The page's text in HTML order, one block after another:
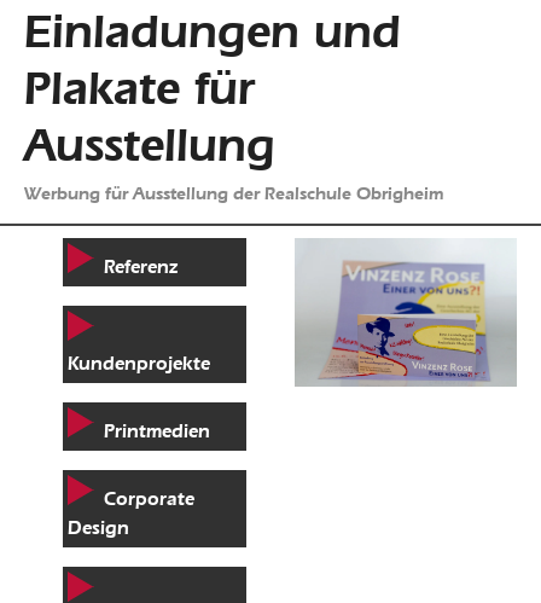
Einladungen und
Plakate für
Ausstellung
Werbung für Ausstellung der Realschule Obrigheim
Referenz
Kundenprojekte
Printmedien
Corporate
Design